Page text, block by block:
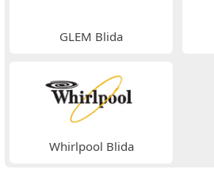
GLEM Blida
Whirlpool Blida